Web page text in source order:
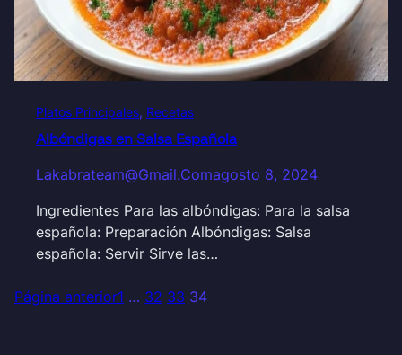
Platos Principales, Recetas
Albóndigas en Salsa Española
Lakabrateam@gmail.comagosto 8, 2024
Ingredientes Para las albóndigas: Para la salsa
española: Preparación Albóndigas: Salsa
española: Servir Sirve las…
Página anterior1 … 32 33 34